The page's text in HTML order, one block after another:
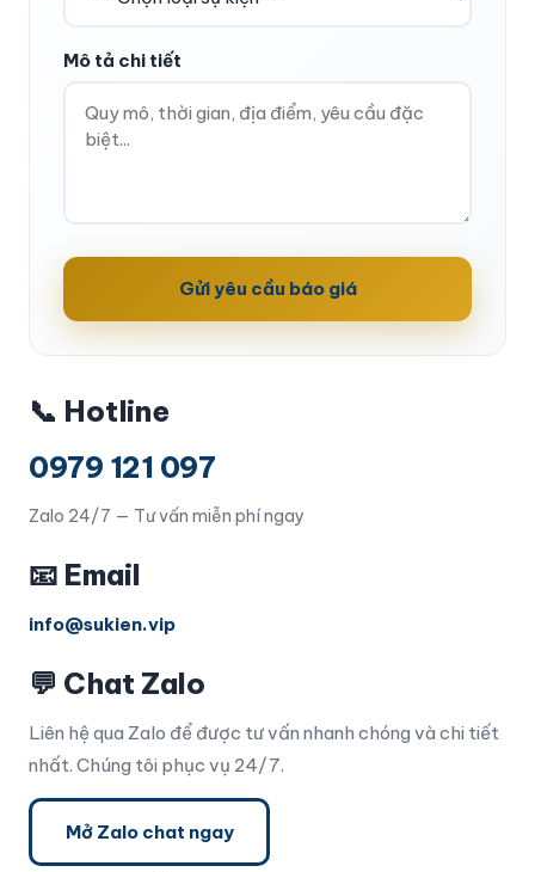
Mô tả chi tiết
Gửi yêu cầu báo giá
📞 Hotline
0979 121 097
Zalo 24/7 — Tư vấn miễn phí ngay
📧 Email
info@sukien.vip
💬 Chat Zalo
Liên hệ qua Zalo để được tư vấn nhanh chóng và chi tiết
nhất. Chúng tôi phục vụ 24/7.
Mở Zalo chat ngay